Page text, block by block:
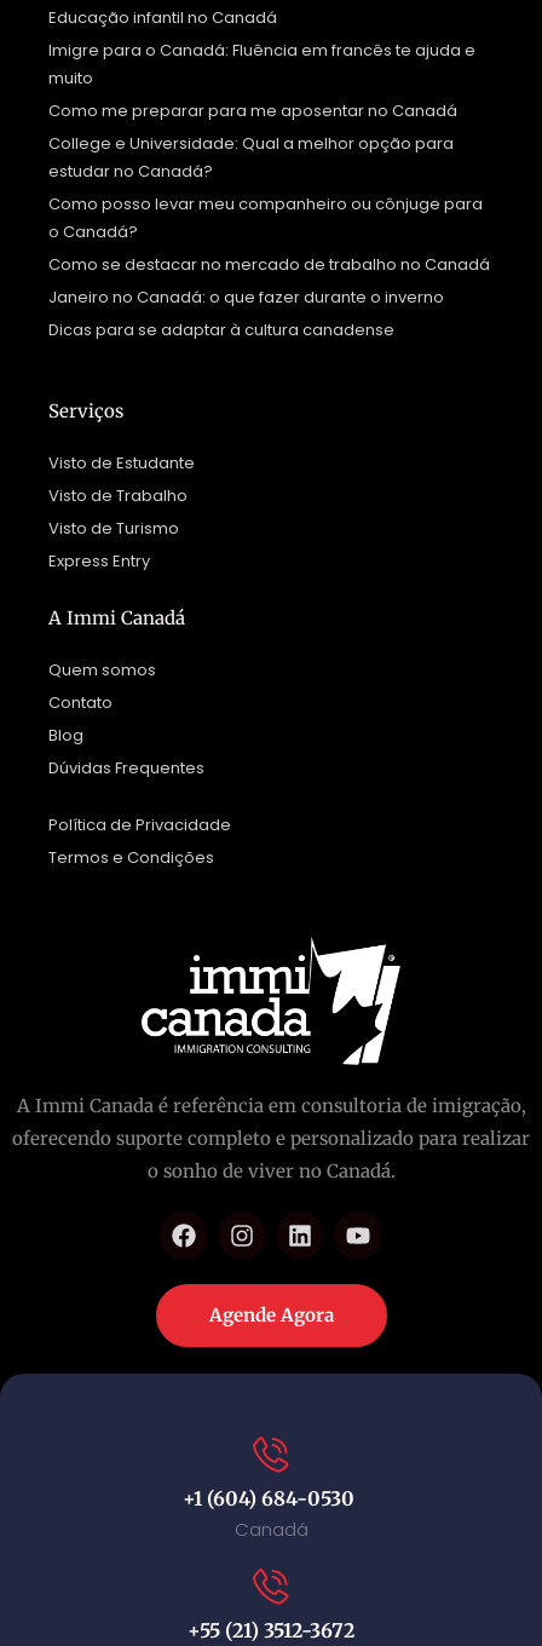
Educação infantil no Canadá
Imigre para o Canadá: Fluência em francês te ajuda e
muito
Como me preparar para me aposentar no Canadá
College e Universidade: Qual a melhor opção para
estudar no Canadá?
Como posso levar meu companheiro ou cônjuge para
o Canadá?
Como se destacar no mercado de trabalho no Canadá
Janeiro no Canadá: o que fazer durante o inverno
Dicas para se adaptar à cultura canadense
Serviços
Visto de Estudante
Visto de Trabalho
Visto de Turismo
Express Entry
A Immi Canadá
Quem somos
Contato
Blog
Dúvidas Frequentes
Política de Privacidade
Termos e Condições
A Immi Canada é referência em consultoria de imigração,
oferecendo suporte completo e personalizado para realizar
o sonho de viver no Canadá.
Agende Agora
+1 (604) 684-0530
Canadá
+55 (21) 3512-3672